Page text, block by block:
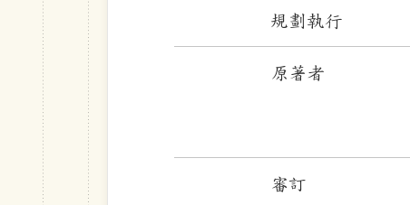
規劃執行
原著者
審訂